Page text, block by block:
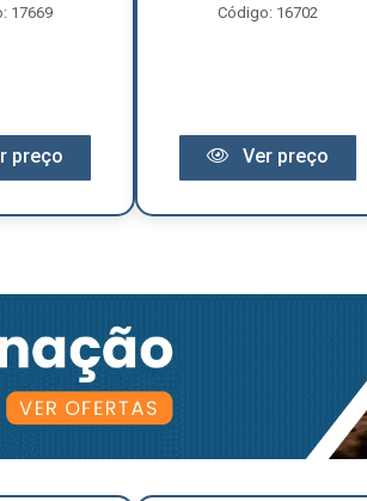
17669
preço
Código: 16702
Ver preço